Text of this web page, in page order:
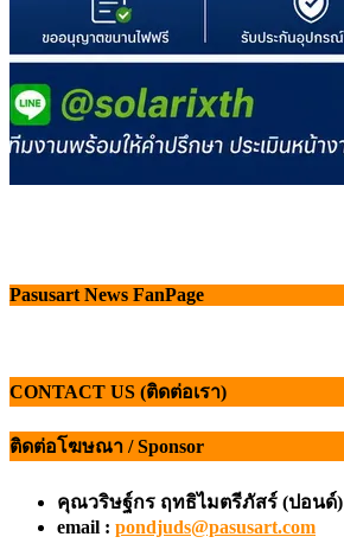
Pasusart News FanPage
CONTACT US (ติดต่อเรา)
ติดต่อโฆษณา / Sponsor
คุณวริษฐ์กร ฤทธิไมตรีภัสร์ (ปอนด์)
email : pondjuds@pasusart.com